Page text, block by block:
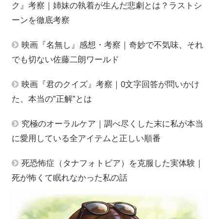
ク』考察｜姉妹の執着が生んだ悲劇とは？ラストシ
ーンを徹底考察
映画『名無し』感想・考察｜奇妙で不気味、それ
でも切ない佐藤二朗ワールド
映画『君のクイズ』考察｜0文字回答が問いかけ
た、本当の”正解”とは
究極のオーラルケア｜調べ尽くした末に私が本当
に愛用している全アイテムと正しい順番
死恐怖症（タナフォトビア）を克服した実体験｜
死が怖くて眠れなかった私の話